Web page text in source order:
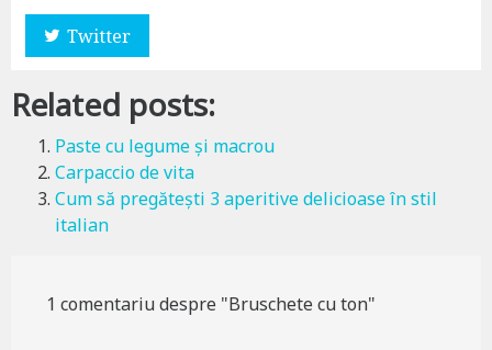
Twitter
Related posts:
Paste cu legume și macrou
Carpaccio de vita
Cum să pregătești 3 aperitive delicioase în stil
italian
1 comentariu despre "Bruschete cu ton"